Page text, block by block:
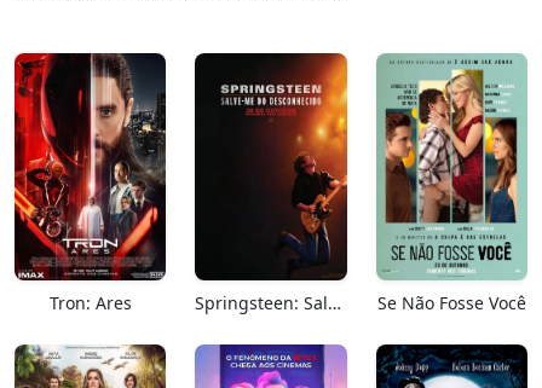
Tron: Ares Springsteen: Salve-me Do Desconhecido Se Não Fosse Você